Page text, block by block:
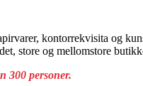
kontorrekvisita og
store og mellomstore
300 personer.